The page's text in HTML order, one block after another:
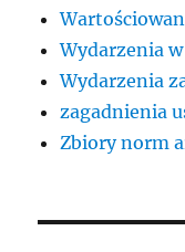
Wydarzenia
Wydarzenia
zagadnienia
Zbiory norm